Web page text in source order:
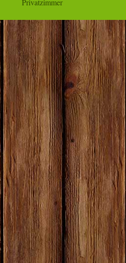
Privatzimmer